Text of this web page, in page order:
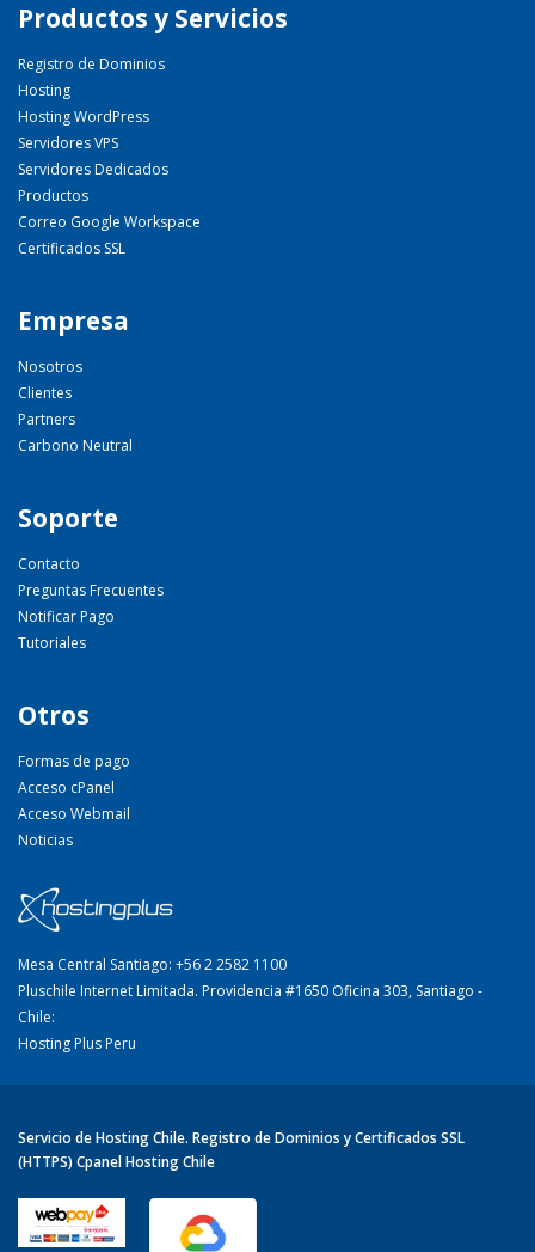
Productos y Servicios
Registro de Dominios
Hosting
Hosting WordPress
Servidores VPS
Servidores Dedicados
Productos
Correo Google Workspace
Certificados SSL
Empresa
Nosotros
Clientes
Partners
Carbono Neutral
Soporte
Contacto
Preguntas Frecuentes
Notificar Pago
Tutoriales
Otros
Formas de pago
Acceso cPanel
Acceso Webmail
Noticias
Mesa Central Santiago: +56 2 2582 1100
Pluschile Internet Limitada. Providencia #1650 Oficina 303, Santiago -
Chile:
Hosting Plus Peru
Servicio de Hosting Chile. Registro de Dominios y Certificados SSL
(HTTPS) Cpanel Hosting Chile